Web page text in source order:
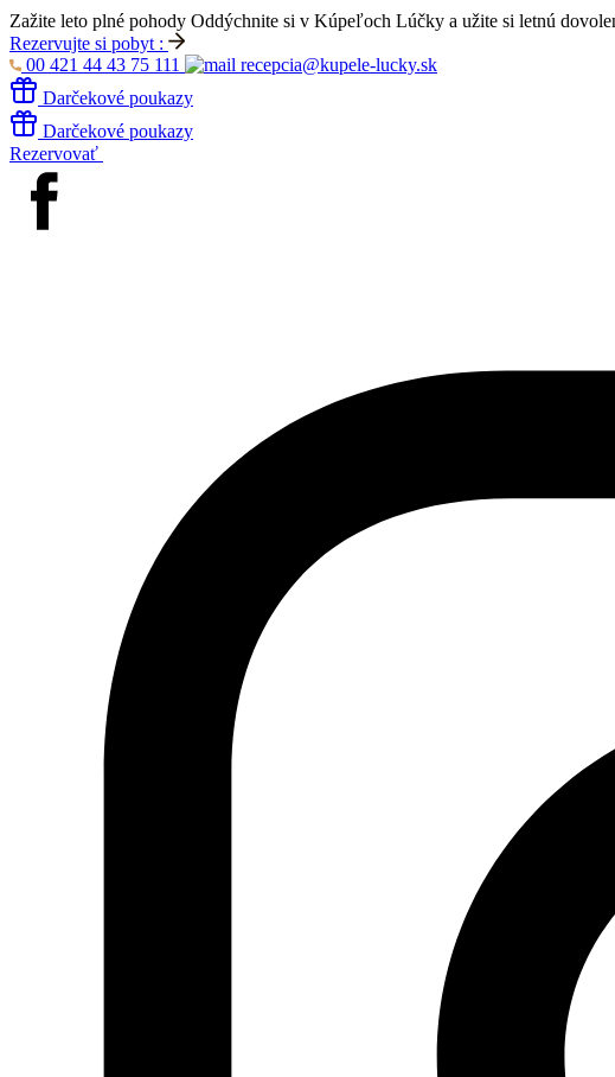
Zažite leto plné pohody Oddýchnite si v Kúpeľoch Lúčky a užite si letnú
Rezervujte si pobyt :
00 421 44 43 75 111
recepcia@kupele-lucky.sk
Darčekové poukazy
Darčekové poukazy
Rezervovať